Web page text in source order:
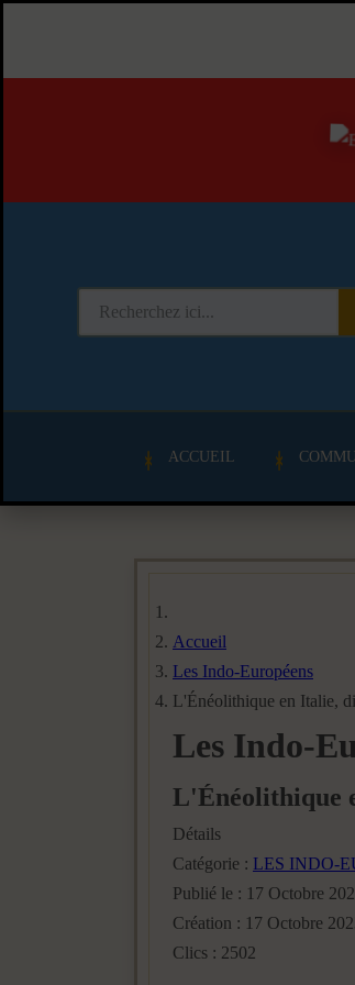
ACCUEIL
Accueil
Les Indo-Européens
L'Énéolithique en Italie,
Les Indo-
L'Énéolithique
Détails
Catégorie : LES INDO-
Publié le : 17 Octobre
Création : 17 Octobre
Clics : 2502